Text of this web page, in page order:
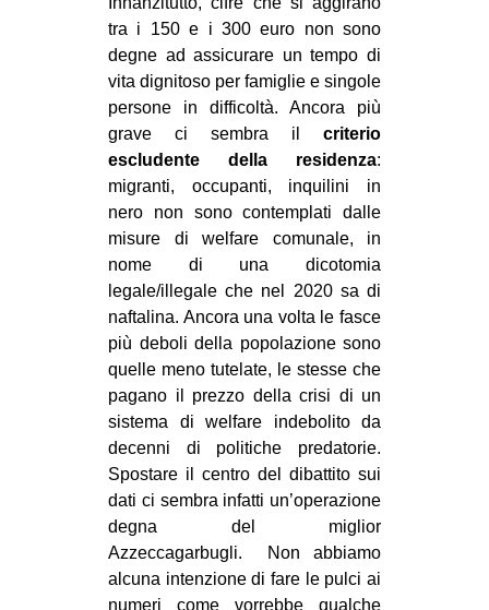
tra i 150 e i 300 euro non sono
degne ad assicurare un tempo di
vita dignitoso per famiglie e singole
persone in difficoltà. Ancora più
grave ci sembra il criterio
escludente della residenza:
migranti, occupanti, inquilini in
nero non sono contemplati dalle
misure di welfare comunale, in
nome di una dicotomia
legale/illegale che nel 2020 sa di
naftalina. Ancora una volta le fasce
più deboli della popolazione sono
quelle meno tutelate, le stesse che
pagano il prezzo della crisi di un
sistema di welfare indebolito da
decenni di politiche predatorie.
Spostare il centro del dibattito sui
dati ci sembra infatti un’operazione
degna del miglior
Azzeccagarbugli. Non abbiamo
alcuna intenzione di fare le pulci ai
numeri come vorrebbe qualche